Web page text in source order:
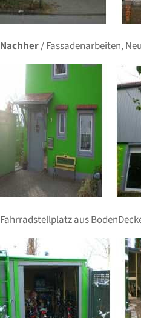
Nachher/ Fassadenarbeiten,
Fahrradstellplatz aus